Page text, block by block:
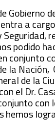
Gobierno
a
Seguridad,
podido
conjunto
la Nación,
de la
el Dr.
con
hemos